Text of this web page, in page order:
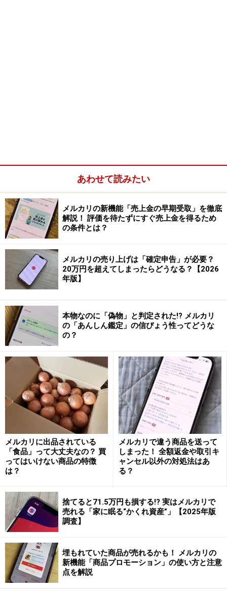
加えて商品の梱包や発送の作業もあるので、これが面倒
ばいいのか分からないですし、送料が思ったよりも高く
なってしまって、売上金が少なかった！なんてことも。
筆者自身も長年メルカリを使っていますが、「値下げ交
渉」「売れない」「梱包発送」に関してはストレスを感
じてしまうこともあります。そのためこの3つをメルカ
リの3大ストレスと定義してみました。どうやって解決
していくのか。まずは値下げ交渉のストレスから解説し
ていきます。
「値下げ交渉」の解決方法
値下げ交渉はメルカリでは頻繁に行われるので、出品す
れば値段を下げることになる、ある程度値下げありきだ
ろうなと思っている人もたくさんいます。それでも、極
端に安い価格での交渉やタメ口でのコメントなど、出品
者がモヤッとすることもあります。
筆者の場合、「値下げできますか？」と聞かれて「○○円
でいかがでしょう？」と提案したときに「検討します」
あわせて読みたい
メルカリの新機能「売上金の早期受取」を徹底
解説！ 評価を待たずにすぐ売上金を得るため
の条件とは？
メルカリの売り上げは「確定申告」が必要？
20万円を超えてしまったらどうなる？【2026
年版】
本物なのに「偽物」と判定された!? メルカリ
の「あんしん鑑定」の信ぴょう性ってどうな
の？
メルカリに出品されている
「食品」って大丈夫なの？ 買
ってはいけない商品の特徴
は？
メルカリで違う商品を送って
しまった！ 全額返金や取引キ
ャンセル以外の対処法はあ
る？
捨てると71.5万円も損する!? 実はメルカリで
売れる「家に眠る“かくれ資産”」【2025年版
調査】
埋もれていた商品が売れるかも！ メルカリの
新機能「商品プロモーション」の使い方と注意
点を解説